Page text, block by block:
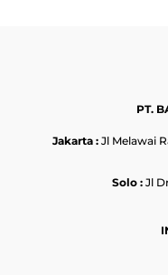
PT.
Jakarta :Jl Melawai
Solo : Jl